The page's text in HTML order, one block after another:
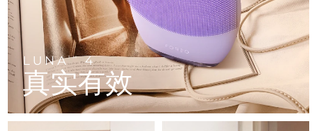
LUNATM4
真实有效
LUNA™ 4 go
For travel or gym bag
LUNA™ 护肤
Premium cleansers & balm
BEAR™ 设备
All premium facelift devices
UFO™ 3 go
Portable red light therapy
面膜
Rejuvenation & hydration
issa™ 4 baby
For ages 0-3
issa™ Teeth Whitening Set
FAQ™ 102
Advanced clinical anti-aging
FAQ™ 103
Luxurious clinical anti-aging set
FAQ™ 202
LED mask
FAQ™ 211
Anti-aging neck & décolleté LED mask
生发
FAQ™ 301
LED hair strengthening scalp massager
FAQ™ Scalp Serum
Scalp recovery probiotic serum
肌肤年轻化
FAQ™ 501
Full-Spectrum Red Light Therapy
FAQ™ 502
Full-Spectrum Red Light Therapy
保健品
NEW
克罗地亚 预计送达日期 09/08/2026
塞浦路斯 预计送达日期10/08/2026
捷克 预计送达日期09/08/2026
丹麦 预计送达日期09/08/2026